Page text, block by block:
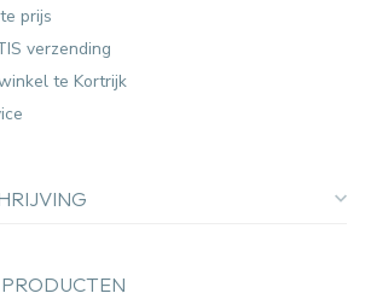
prijs
verzending
te Kortrijk